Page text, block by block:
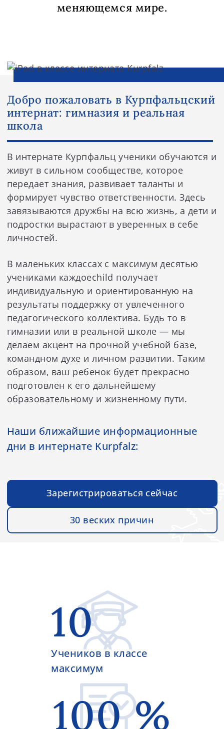
меняющемся мире.
Добро пожаловать в Курпфальцский
интернат: гимназия и реальная
школа
В интернате Курпфальц ученики обучаются и
живут в сильном сообществе, которое
передает знания, развивает таланты и
формирует чувство ответственности. Здесь
завязываются дружбы на всю жизнь, а дети и
подростки вырастают в уверенных в себе
личностей.
В маленьких классах с максимум десятью
учениками каждоеchild получает
индивидуальную и ориентированную на
результаты поддержку от увлеченного
педагогического коллектива. Будь то в
гимназии или в реальной школе — мы
делаем акцент на прочной учебной базе,
командном духе и личном развитии. Таким
образом, ваш ребенок будет прекрасно
подготовлен к его дальнейшему
образовательному и жизненному пути.
Наши ближайшие информационные
дни в интернате Kurpfalz:
Зарегистрироваться сейчас
30 веских причин
10
Учеников в классе
максимум
100 %